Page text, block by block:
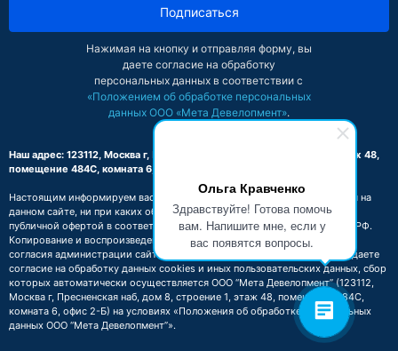
Ольга Кравченко
Здравствуйте! Готова помочь
вам. Напишите мне, если у
вас появятся вопросы.
Подписаться
Нажимая на кнопку и отправляя форму, вы
даете согласие на обработку
персональных данных в соответствии с
«Положением об обработке персональных
данных ООО «Мета Девелопмент».
Наш адрес: 123112, Москва г, Пресненская наб, дом 8, строение 1, этаж 48,
помещение 484С, комната 6, офис 2-Б
Настоящим информируем вас о том, что вся информация, размещенная на
данном сайте, ни при каких обстоятельствах не может признаваться
публичной офертой в соответствии со ст. 437.2 Гражданского кодекса РФ.
Копирование и воспроизведение материалов этого сайта возможно с
согласия администрации сайта. Посещая сайт https://migrate.club, вы даете
согласие на обработку данных cookies и иных пользовательских данных, сбор
которых автоматически осуществляется ООО “Мета Девелопмент” (123112,
Москва г, Пресненская наб, дом 8, строение 1, этаж 48, помещение 484С,
комната 6, офис 2-Б) на условиях «Положения об обработке персональных
данных ООО “Мета Девелопмент”».